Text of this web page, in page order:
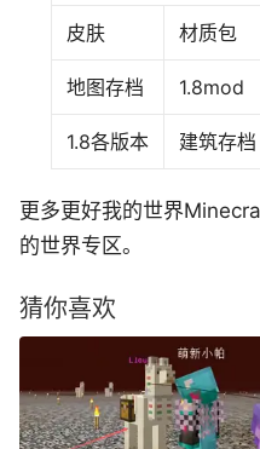
皮肤 材质包
地图存档 1.8mod
1.8各版本 建筑存档
更多更好我的世界
的世界专区。
猜你喜欢